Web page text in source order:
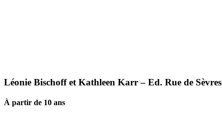
Léonie Bischoff et Kathleen Karr – Ed. Rue de Sèvres
À partir de 10 ans